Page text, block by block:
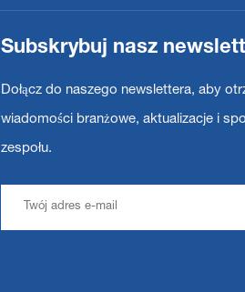
Subskrybuj nasz
Dołącz do naszego newslettera, aby
wiadomości branżowe, aktualizacje i
zespołu.